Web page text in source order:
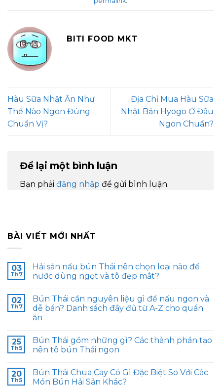
BITI FOOD MKT
Hàu Sữa Nhật Ăn Như
Thế Nào Ngon Đúng
Chuẩn Vị?
Địa Chỉ Mua Hàu Sữa
Nhật Bản Hyogo Ở Đâu
Ngon Chuẩn?
Để lại một bình luận
Bạn phải đăng nhập để gửi bình luận.
BÀI VIẾT MỚI NHẤT
03
Th7
Hải sản nấu bún Thái nên chọn loại nào để
nước dùng ngọt và tô đẹp mắt?
02
Th7
Bún Thái cần nguyên liệu gì để nấu ngon và
dễ bán? Danh sách đầy đủ từ A-Z cho quán
ăn
25
Th5
Bún Thái gồm những gì? Các thành phần tạo
nên tô bún Thái ngon
20
Th5
Bún Thái Chua Cay Có Gì Đặc Biệt So Với Các
Món Bún Hải Sản Khác?